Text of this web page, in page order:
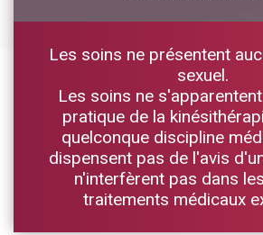
Les soins ne présentent
sexuel.
Les soins ne
pratique de la
quelconque discipline
dispensent pas de l'avis
n'interfèrent pas dans
traitements médicaux